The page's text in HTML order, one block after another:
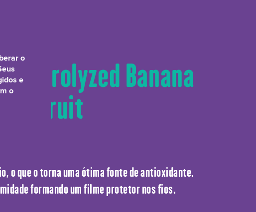
Hydrolyzed Banana
Fruit
o que o torna uma ótima fonte de antioxidante.
formando um filme protetor nos fios.
o
e
o